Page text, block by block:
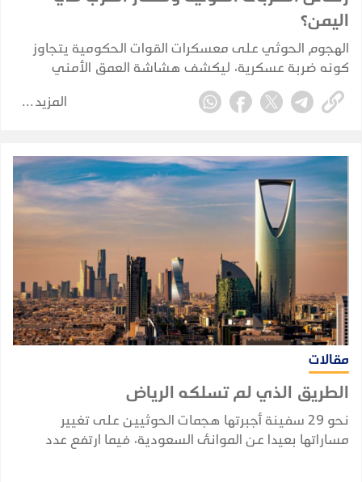
اليمن؟
الهجوم الحوثي على معسكرات القوات الحكومية يتجاوز
كونه ضربة عسكرية، ليكشف هشاشة العمق الأمني
والاستخباري ويضع الحكومة أمام اختبار حقيقي لحماية
الممرات الحيوية واستعادة زمام المبادرة.
المزيد
مقالات
الطريق الذي لم تسلكه الرياض
نحو 29 سفينة أجبرتها هجمات الحوثيين على تغيير
مساراتها بعيدا عن الموانئ السعودية، فيما ارتفع عدد